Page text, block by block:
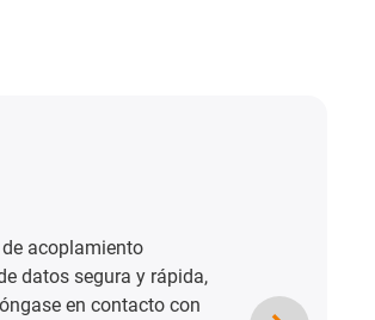
de acoplamiento
datos segura y rápida,
en contacto con